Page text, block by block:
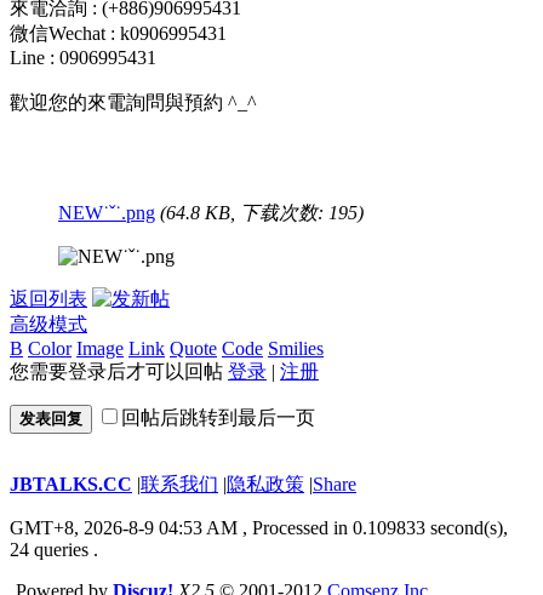
來電洽詢 : (+886)906995431
微信Wechat : k0906995431
Line : 0906995431
歡迎您的來電詢問與預約 ^_^
NEW˙ˇ˙.png (64.8 KB, 下载次数: 195)
返回列表
高级模式
B Color Image Link Quote Code Smilies
您需要登录后才可以回帖 登录 | 注册
发表回复 回帖后跳转到最后一页
JBTALKS.CC |联系我们 |隐私政策 |Share
GMT+8, 2026-8-9 04:53 AM , Processed in 0.109833 second(s),
24 queries .
Powered by Discuz! X2.5 © 2001-2012 Comsenz Inc.